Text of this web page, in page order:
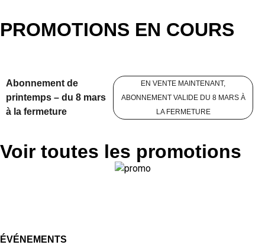
PROMOTIONS EN COURS
Abonnement de
printemps – du 8 mars
à la fermeture
EN VENTE MAINTENANT,
ABONNEMENT VALIDE DU 8 MARS À
LA FERMETURE
Voir toutes les promotions
ÉVÉNEMENTS